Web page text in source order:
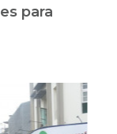
para